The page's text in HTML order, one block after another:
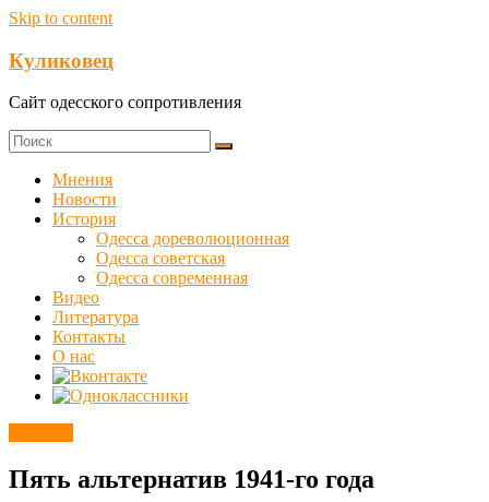
Skip to content
Куликовец
Сайт одесского сопротивления
Мнения
Новости
История
Одесса дореволюционная
Одесса советская
Одесса современная
Видео
Литература
Контакты
О нас
Пять альтернатив 1941-го года